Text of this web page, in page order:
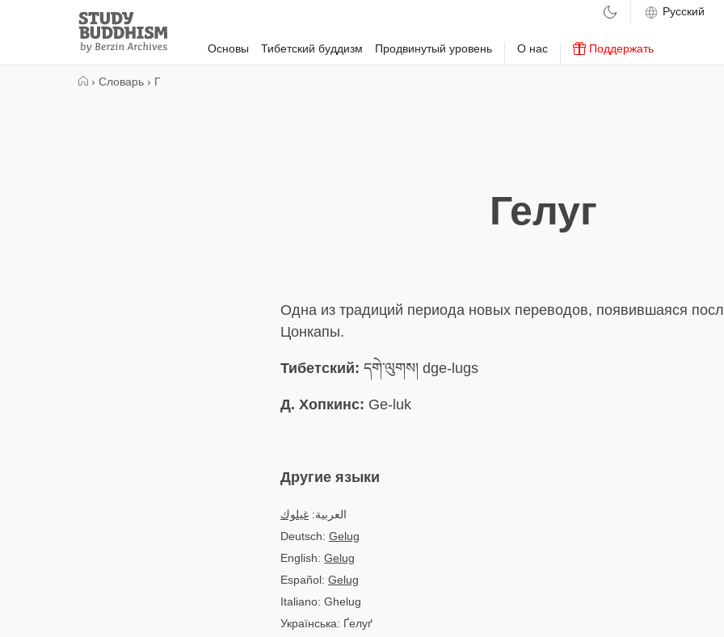
Study
Buddhism
Home
Основы Тибетский буддизм Продвинутый уровень О нас Поддержать
› Словарь › Г
Гелуг
Одна из традиций периода новых переводов, появившаяся
Цонкапы.
Тибетский: དགེ་ལུགས། dge-lugs
Д. Хопкинс: Ge-luk
Другие языки
العربية: غيلوك
Deutsch: Gelug
English: Gelug
Español: Gelug
Italiano: Ghelug
Українська: Ґелуґ